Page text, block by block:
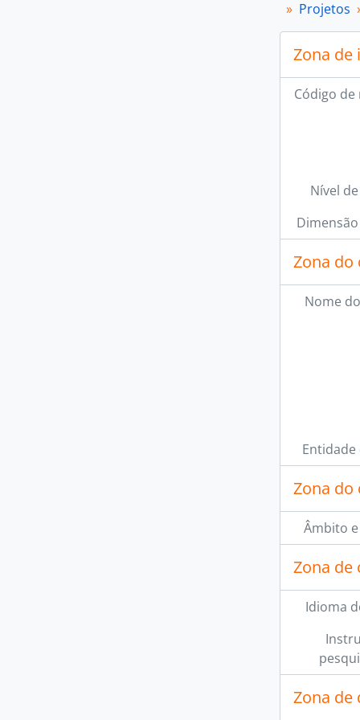
Projetos
Zona de
Código
Nível
Zona do
Nome
Zona do
Âmbito
Zona de
Idioma
Zona de